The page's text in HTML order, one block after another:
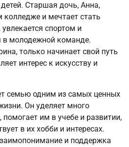
Старшая дочь, Анна,
колледже и мечтает стать
спортом и
в молодежной команде.
только начинает свой путь
интерес к искусству и
семью одним из самых ценных
Он уделяет много
им в учебе и развитии,
в их хобби и интересах.
и поддержка